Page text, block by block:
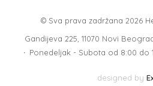
© Sva prava zadržana 2026
Gandijeva 225, 11070 Novi
Ponedeljak - Subota od 8:00 do
designed by